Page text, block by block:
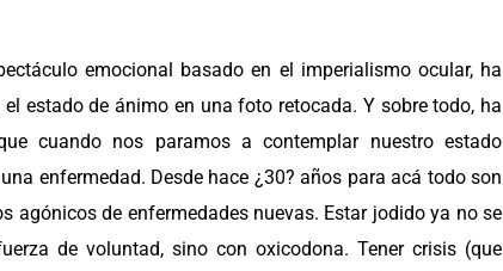
emocional basado en el imperialismo ocular, ha
estado de ánimo en una foto retocada. Y sobre todo, ha
cuando nos paramos a contemplar nuestro estado
enfermedad. Desde hace ¿30? años para acá todo son
agónicos de enfermedades nuevas. Estar jodido ya no se
de voluntad, sino con oxicodona. Tener crisis (que